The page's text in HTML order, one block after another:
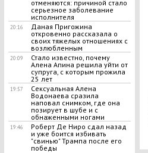
отменяются: причиной стало
серьезное заболевание
исполнителя
20:16
Даная Пригожина
откровенно рассказала о
своих тяжелых отношениях с
возлюбленным
20:09
Стало известно, почему
Алена Апина решила уйти от
супруга, с которым прожила
25 лет
19:57
Сексуальная Алена
Водонаева сразила
наповал снимком, где она
позирует в шубе и с
обнаженными ногами
19:46
Роберт Де Ниро сдал назад
и уже боится избивать
"свинью" Трампа после его
победы